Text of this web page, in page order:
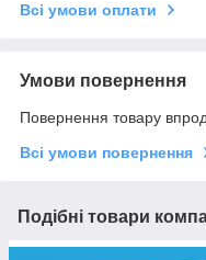
Всі умови оплати
Умови повернення
Повернення товару
Всі умови повернення
Подібні товари